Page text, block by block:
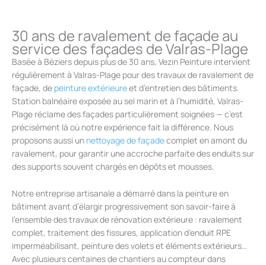
30 ans de ravalement de façade au
service des façades de Valras-Plage
Basée à Béziers depuis plus de 30 ans, Vezin Peinture intervient
régulièrement à Valras-Plage pour des travaux de ravalement de
façade, de peinture extérieureet d’entretien des bâtiments.
Station balnéaire exposée au sel marin et à l’humidité, Valras-
Plage réclame des façades particulièrement soignées — c’est
précisément là où notre expérience fait la différence. Nous
proposons aussi un nettoyage de façadecomplet en amont du
ravalement, pour garantir une accroche parfaite des enduits sur
des supports souvent chargés en dépôts et mousses.
Notre entreprise artisanale a démarré dans la peinture en
bâtiment avant d’élargir progressivement son savoir-faire à
l’ensemble des travaux de rénovation extérieure : ravalement
complet, traitement des fissures, application d’enduit RPE
imperméabilisant, peinture des volets et éléments extérieurs…
Avec plusieurs centaines de chantiers au compteur dans